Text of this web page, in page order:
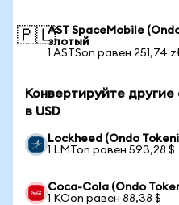
🇵🇱AST SpaceMobile
злотый
1 ASTSon равен 251,74 zł
Конвертируйте
в USD
Lockheed (Ondo
1 LMTon равен 593,28 $
Coca-Cola (Ondo
1 KOon равен 88,38 $